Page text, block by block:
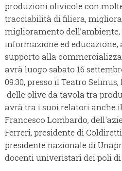
produzioni olivicole con
tracciabilità di filiera,
miglioramento
informazione ed educazione,
supporto alla
avrà luogo sabato 16
09.30, presso il Teatro
delle olive da tavola tra
avrà tra i suoi relatori anche
Francesco Lombardo,
Ferreri, presidente di
presidente nazionale di
docenti univeristari dei poli di